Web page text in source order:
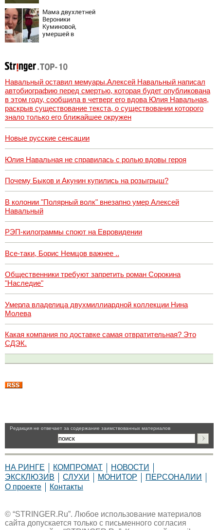
Мама двухлетней
Вероники
Куминовой,
умершей в
Навальный оставил мемуары.Алексей Навальный написал
автобиографию перед смертью, которая будет опубликована
в этом году, сообщила в четверг его вдова Юлия Навальная,
раскрыв существование текста, о существовании которого
знало только его ближайшее окружен
Новые русские сенсации
Юлия Навальная не справилась с ролью вдовы героя
Почему Быков и Акунин купились на розыгрыш?
В колонии "Полярный волк" внезапно умер Алексей
Навальный
РЭП-килограммы споют на Евровидении
Все-таки, Борис Немцов важнее ..
Общественники требуют запретить роман Сорокина
"Наследие"
Умерла владелица двухмиллиардной коллекции Нина
Молева
Какая компания по доставке самая отвратительная? Это
СДЭК.
Pедакция не отвечает за содержание заимствованных материалов
НА РИНГЕ КОМПРОМАТ
НОВОСТИ
ЭКСКЛЮЗИВ
СЛУХИ МОНИТОР
ПЕРСОНАЛИИ
О проекте
Контакты
© “STRINGER.Ru”. Любое использование материалов
сайта допускается только с письменного согласия